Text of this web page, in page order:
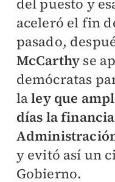
del puesto y
aceleró el fin
pasado,
McCarthy se
demócratas
laley que
días la
y evitó así un
Gobierno.